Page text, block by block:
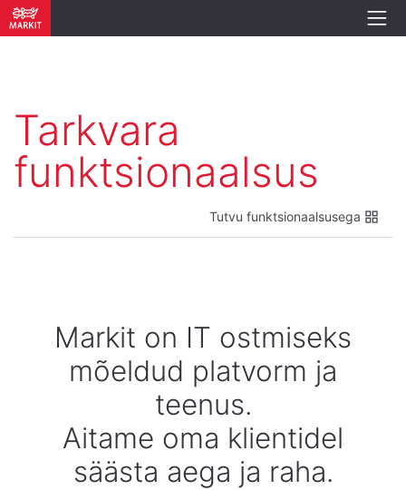
Tarkvara
funktsionaalsus
Tutvu funktsionaalsusega
Markit on IT ostmiseks
mõeldud platvorm ja
teenus.
Aitame oma klientidel
säästa aega ja raha.